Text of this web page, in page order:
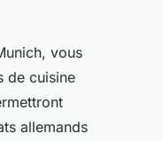
vous
de cuisine
allemands